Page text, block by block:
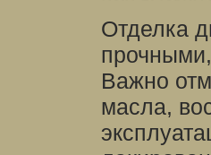
Отделка
Важно
масла,